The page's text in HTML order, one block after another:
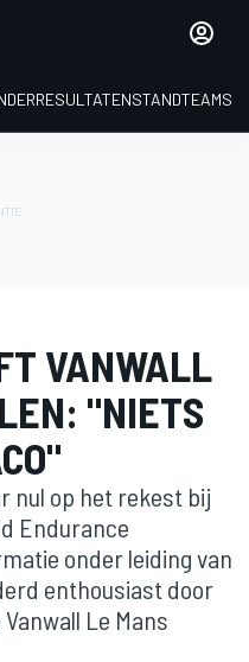
RESULTATENSTANDTEAMS
VANWALL
"NIETS
nul op het rekest bij
Endurance
onder leiding van
enthousiast door
Le Mans